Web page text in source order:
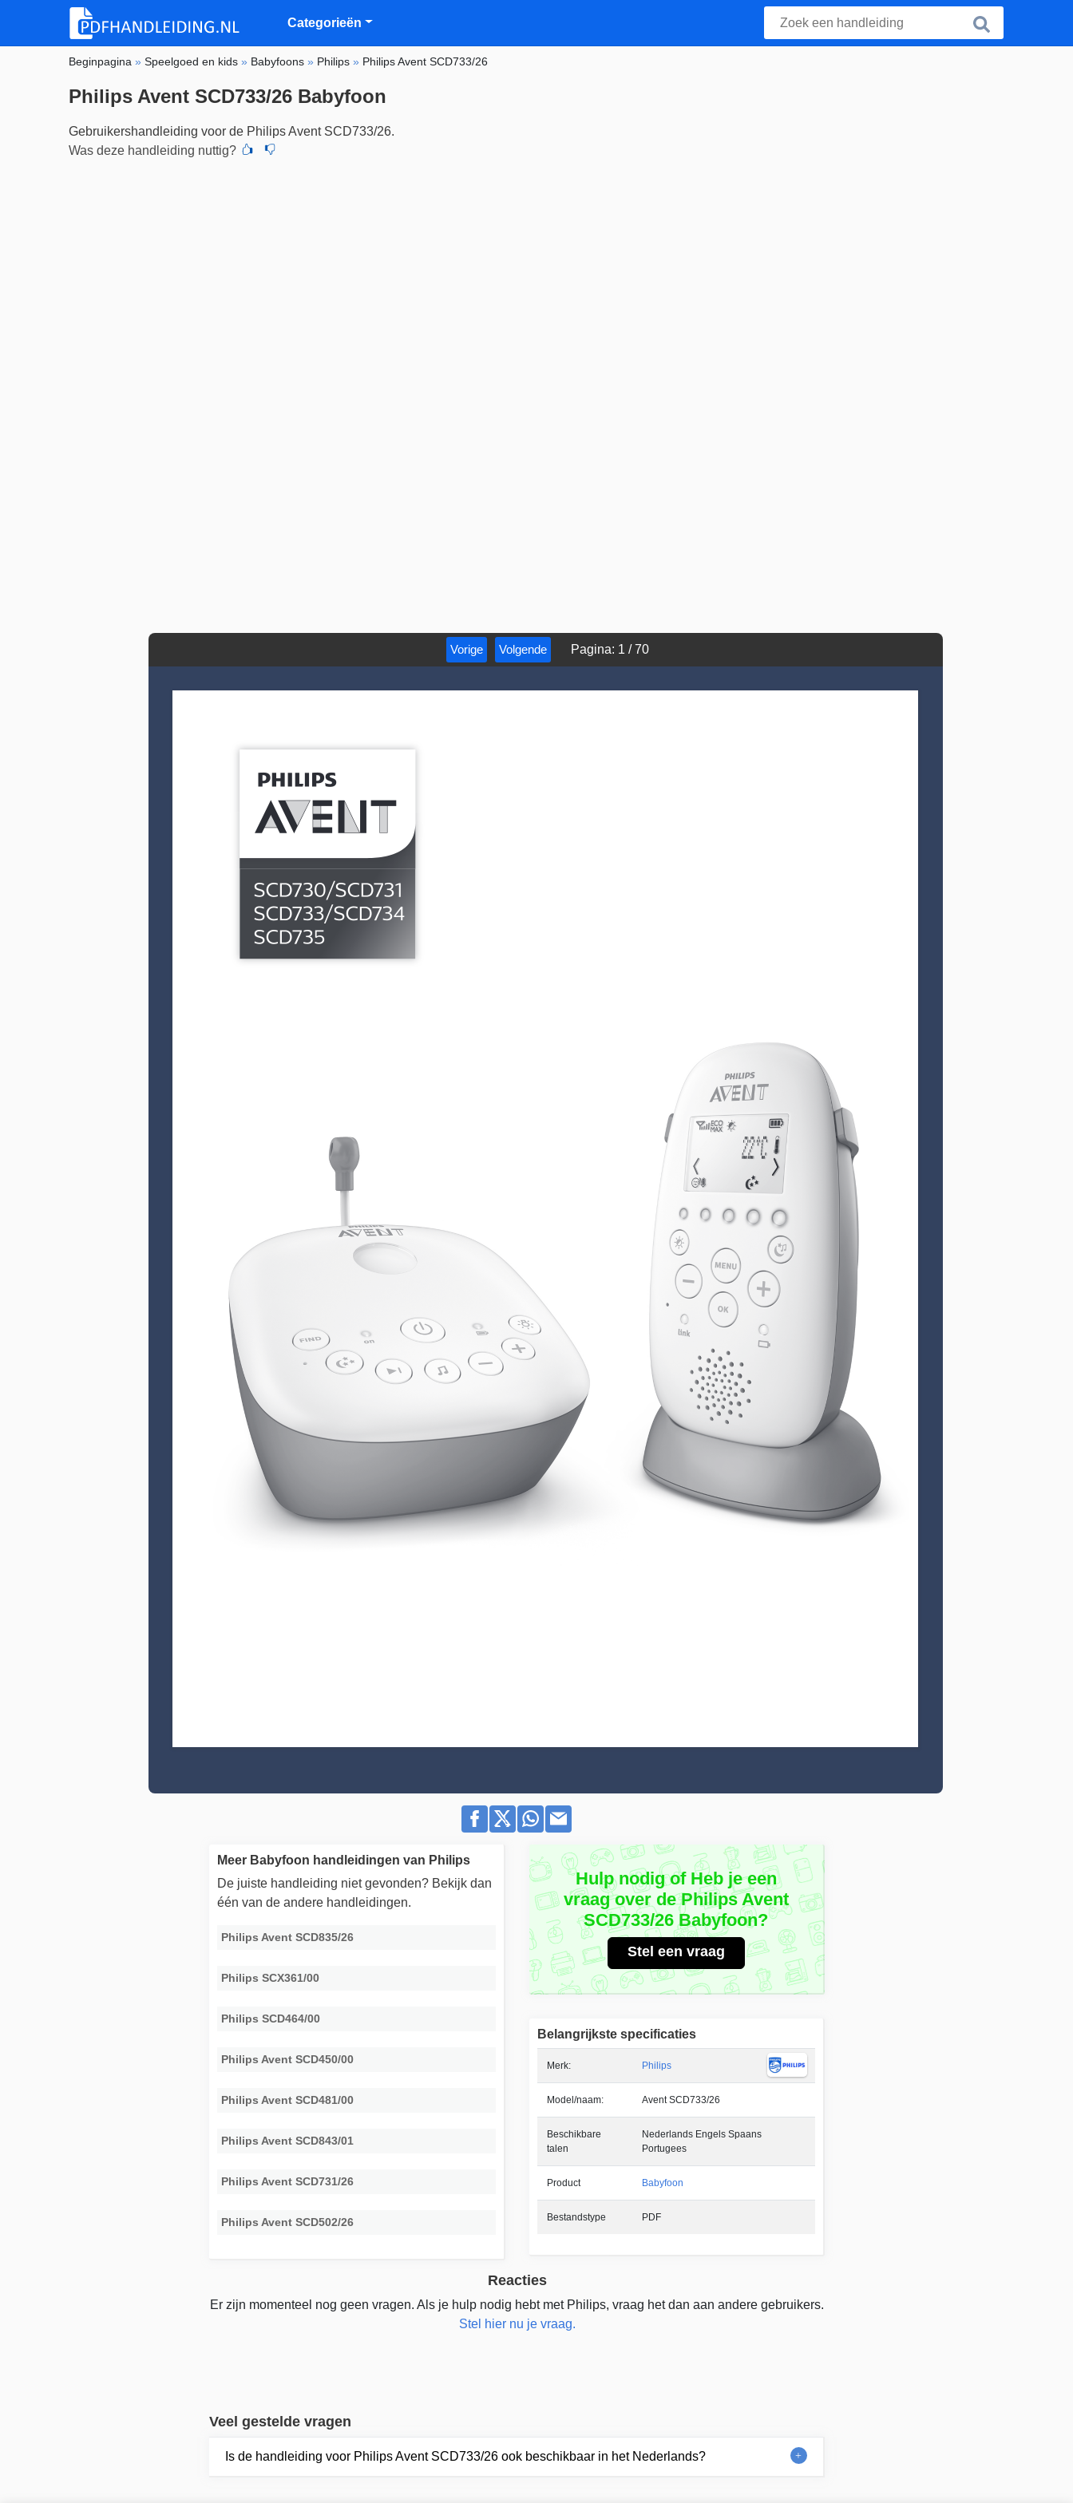
Categorieën
Beginpagina »Speelgoed en kids » Babyfoons » Philips » Philips Avent SCD733/26
Philips Avent SCD733/26 Babyfoon
Gebruikershandleiding voor de Philips Avent SCD733/26.
Was deze handleiding nuttig?
Vorige Volgende Pagina: 1 /70
Hulp nodig of Heb je een
vraag over de Philips Avent
SCD733/26 Babyfoon?
Stel een vraag
Belangrijkste specificaties
Merk: Philips
Model/naam: Avent SCD733/26
Beschikbare
talen
Nederlands Engels Spaans
Portugees
Product Babyfoon
Bestandstype PDF
Meer Babyfoon handleidingen van Philips
De juiste handleiding niet gevonden? Bekijk dan
één van de andere handleidingen.
Philips Avent SCD835/26
Philips SCX361/00
Philips SCD464/00
Philips Avent SCD450/00
Philips Avent SCD481/00
Philips Avent SCD843/01
Philips Avent SCD731/26
Philips Avent SCD502/26
Reacties
Er zijn momenteel nog geen vragen. Als je hulp nodig hebt met Philips, vraag het dan aan andere gebruikers.
Stel hier nu je vraag.
Veel gestelde vragen
Is de handleiding voor Philips Avent SCD733/26 ook beschikbaar in het Nederlands?